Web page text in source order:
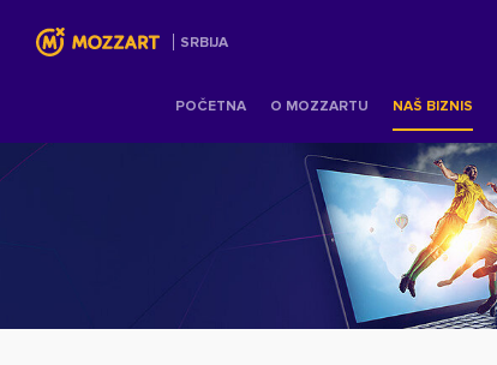
SRBIJA
POČETNA O MOZZARTU NAŠ BIZNIS